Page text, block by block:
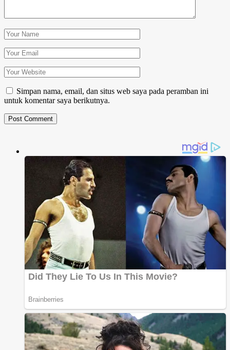
Simpan nama, email, dan situs web saya pada peramban ini
untuk komentar saya berikutnya.